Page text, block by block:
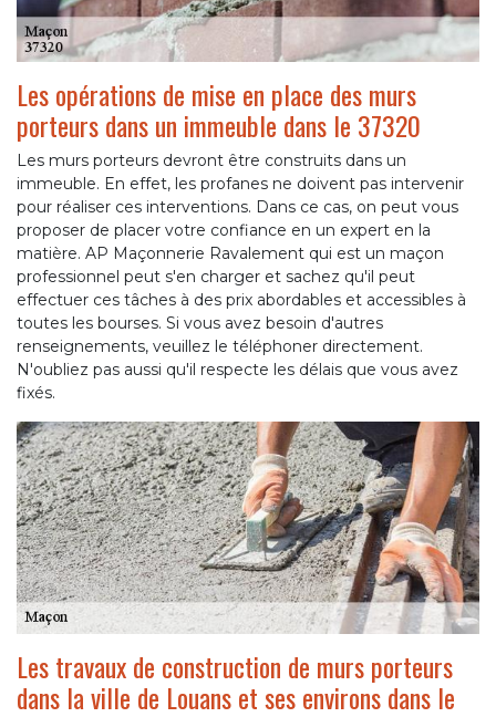
Les opérations de mise en place des murs
porteurs dans un immeuble dans le 37320
Les murs porteurs devront être construits dans un
immeuble. En effet, les profanes ne doivent pas intervenir
pour réaliser ces interventions. Dans ce cas, on peut vous
proposer de placer votre confiance en un expert en la
matière. AP Maçonnerie Ravalement qui est un maçon
professionnel peut s'en charger et sachez qu'il peut
effectuer ces tâches à des prix abordables et accessibles à
toutes les bourses. Si vous avez besoin d'autres
renseignements, veuillez le téléphoner directement.
N'oubliez pas aussi qu'il respecte les délais que vous avez
fixés.
Les travaux de construction de murs porteurs
dans la ville de Louans et ses environs dans le